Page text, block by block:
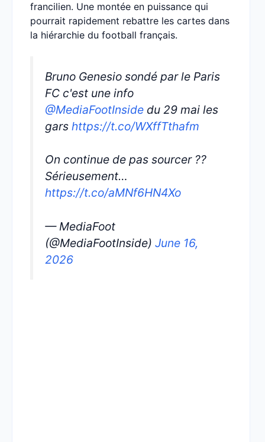
francilien. Une montée en puissance qui
pourrait rapidement rebattre les cartes dans
la hiérarchie du football français.
Bruno Genesio sondé par le Paris
FC c'est une info
@MediaFootInside du 29 mai les
gars https://t.co/WXffTthafm
On continue de pas sourcer ??
Sérieusement…
https://t.co/aMNf6HN4Xo
— MediaFoot
(@MediaFootInside) June 16,
2026